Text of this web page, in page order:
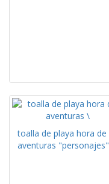
toalla de playa hora de
aventuras "personajes"